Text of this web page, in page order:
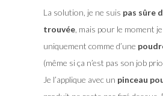
La solution, je ne suis pas sûre
trouvée, mais pour le moment je
uniquement comme d’une
(même si ça n’est pas son job
Je l’applique avec un pinceau